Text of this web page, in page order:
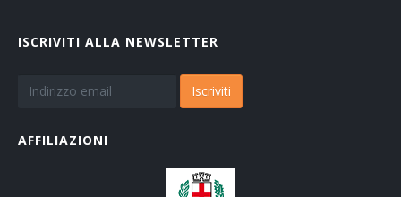
ISCRIVITI ALLA NEWSLETTER
Iscriviti
AFFILIAZIONI